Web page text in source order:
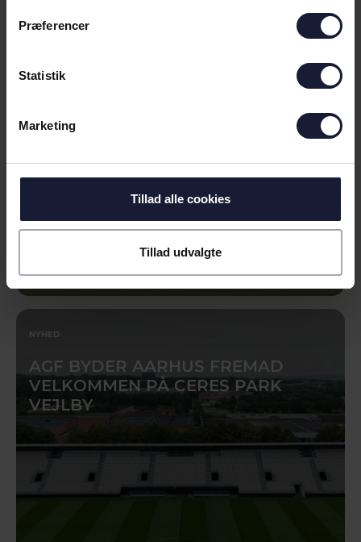
Præferencer
Statistik
Marketing
Tillad alle cookies
Tillad udvalgte
09.06.2026
NYHED
AGF BYDER AARHUS FREMAD
VELKOMMEN PÅ CERES PARK
VEJLBY